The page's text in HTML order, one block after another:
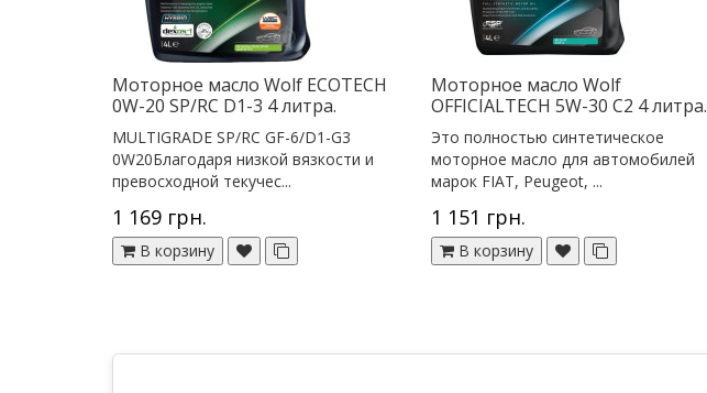
Моторное масло Wolf ECOTECH
0W-20 SP/RC D1-3 4 литра.
MULTIGRADE SP/RC GF-6/D1-G3
0W20Благодаря низкой вязкости и
превосходной текучес...
1 169 грн.
В корзину
Моторное масло Wolf
OFFICIALTECH 5W-30 C2 4 литра.
Это полностью синтетическое
моторное масло для автомобилей
марок FIAT, Peugeot, ...
1 151 грн.
В корзину